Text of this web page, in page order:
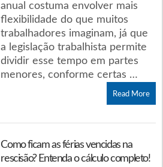
anual costuma envolver mais
flexibilidade do que muitos
trabalhadores imaginam, já que
a legislação trabalhista permite
dividir esse tempo em partes
menores, conforme certas …
Read More
Como ficam as férias vencidas na
rescisão? Entenda o cálculo completo!